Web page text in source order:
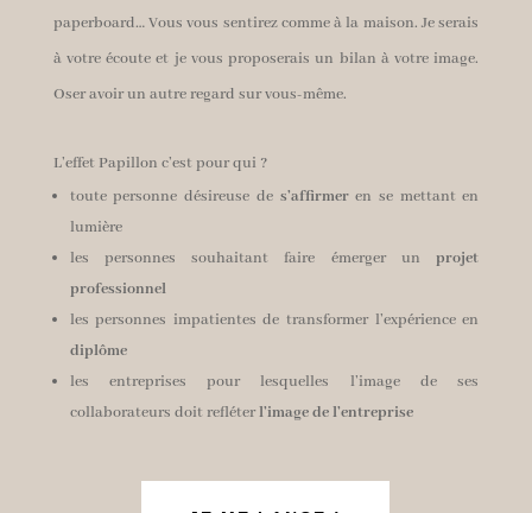
paperboard… Vous vous sentirez comme à la maison. Je serais
à votre écoute et je vous proposerais un bilan à votre image.
Oser avoir un autre regard sur vous-même.
L’effet Papillon c’est pour qui ?
toute personne désireuse de s’affirmeren se mettant en
lumière
les personnes souhaitant faire émerger unprojet
professionnel
les personnes impatientes de transformer l’expérience en
diplôme
les entreprises pour lesquelles l’image de ses
collaborateurs doit refléterl’image de l’entreprise